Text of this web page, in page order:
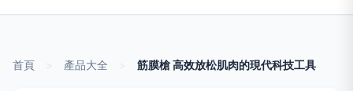
首頁 產品大全 筋膜槍 高效放松肌肉的現代科技工具